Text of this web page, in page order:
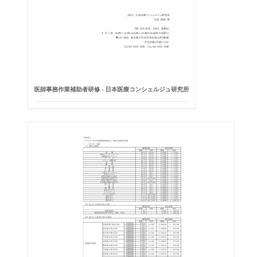
医師事務作業補助者研修 - 日本医療コンシェルジュ研究所